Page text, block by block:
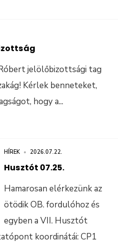
jelölőbizottsági tag
Kérlek benneteket,
hogy a...
HÍREK • 2026.07.22.
Husztót 07.25.
Hamarosan elérkezünk az
ötödik OB. fordulóhoz és
egyben a VII. Husztót
koordinátái: CP1